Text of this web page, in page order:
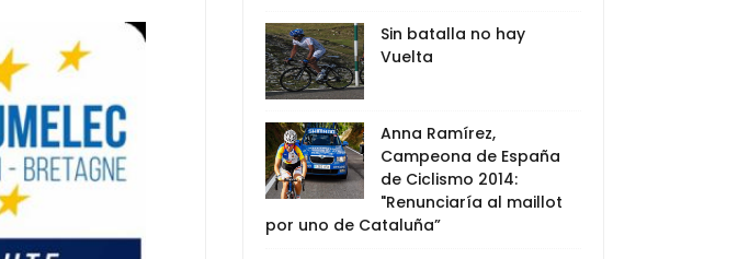
Sin batalla no hay
Vuelta
Anna Ramírez,
Campeona de España
de Ciclismo 2014:
"Renunciaría al maillot
por uno de Cataluña”